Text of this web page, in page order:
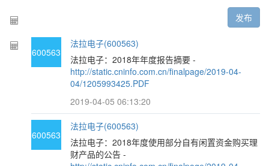
发布
600563
法拉电子(600563)
法拉电子：2018年年度报告摘要 -
http://static.cninfo.com.cn/finalpage/2019-04-
04/1205993425.PDF
2019-04-05 06:13:20
600563
法拉电子(600563)
法拉电子：2018年度使用部分自有闲置资金购买理
财产品的公告 -